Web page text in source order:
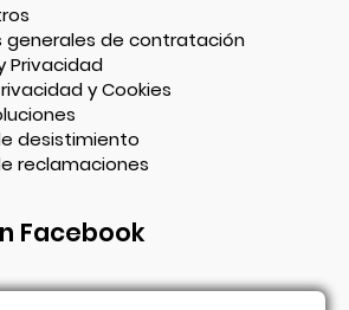
generales de contratación
Privacidad
y Cookies
desistimiento
reclamaciones
Facebook